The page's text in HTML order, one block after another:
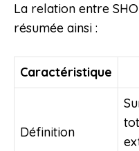
La relation entre
résumée ainsi :
Caractéristique
Définition